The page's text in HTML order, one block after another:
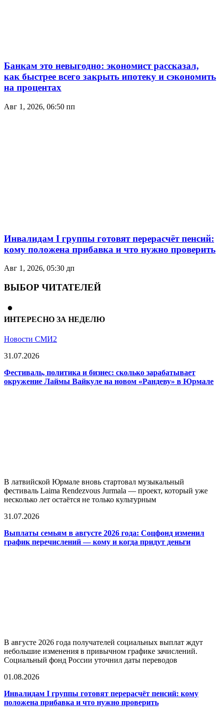
Банкам это невыгодно: экономист рассказал,
как быстрее всего закрыть ипотеку и сэкономить
на процентах
Авг 1, 2026, 06:50 пп
Инвалидам I группы готовят перерасчёт пенсий:
кому положена прибавка и что нужно проверить
Авг 1, 2026, 05:30 дп
ВЫБОР ЧИТАТЕЛЕЙ
ИНТЕРЕСНО ЗА НЕДЕЛЮ
Новости СМИ2
31.07.2026
Фестиваль, политика и бизнес: сколько зарабатывает
окружение Лаймы Вайкуле на новом «Рандеву» в Юрмале
В латвийской Юрмале вновь стартовал музыкальный
фестиваль Laima Rendezvous Jurmala — проект, который уже
несколько лет остаётся не только культурным
31.07.2026
Выплаты семьям в августе 2026 года: Соцфонд изменил
график перечислений — кому и когда придут деньги
В августе 2026 года получателей социальных выплат ждут
небольшие изменения в привычном графике зачислений.
Социальный фонд России уточнил даты переводов
01.08.2026
Инвалидам I группы готовят перерасчёт пенсий: кому
положена прибавка и что нужно проверить